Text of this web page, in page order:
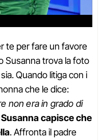
te per fare un favore
Susanna trova la foto
Quando litiga con i
che le dice:
non era in grado di
Susanna capisce che
. Affronta il padre